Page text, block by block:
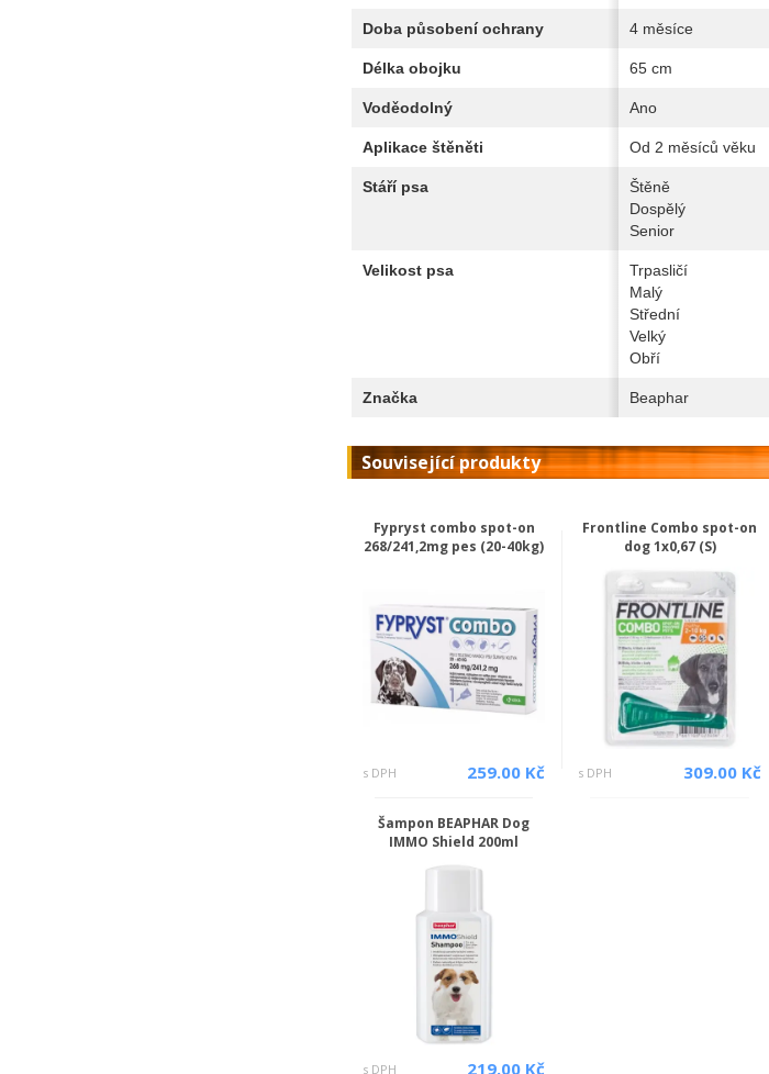
Doba působení ochrany 4 měsíce
Délka obojku 65 cm
Voděodolný Ano
Aplikace štěněti Od 2 měsíců věku
Stáří psa
Štěně
Dospělý
Senior
Velikost psa
Trpasličí
Malý
Střední
Velký
Obří
Značka Beaphar
Související produkty
Fypryst combo spot-on
268/241,2mg pes (20-40kg)
s DPH 259.00 Kč
Frontline Combo spot-on
dog 1x0,67 (S)
s DPH 309.00 Kč
Šampon BEAPHAR Dog
IMMO Shield 200ml
s DPH 219.00 Kč